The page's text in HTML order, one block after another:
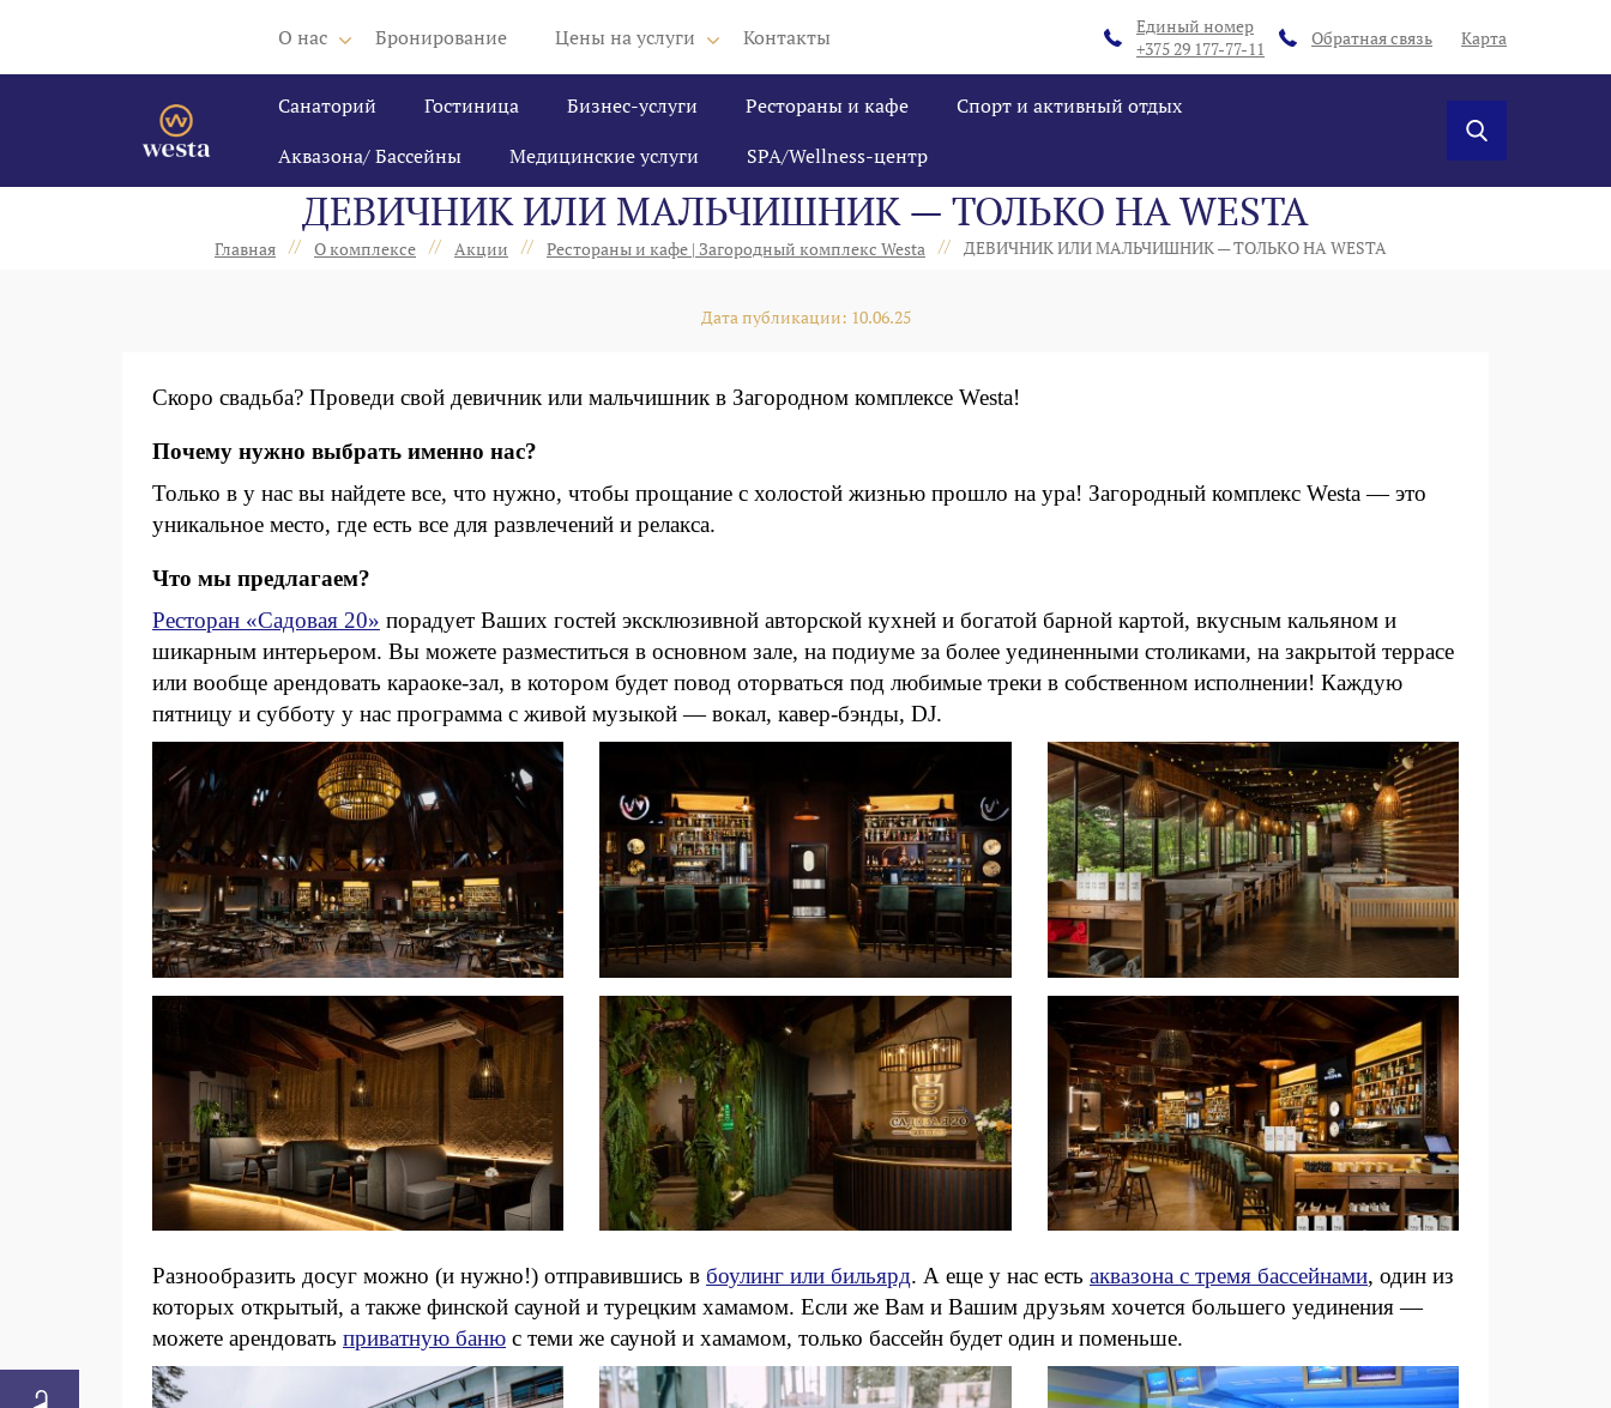
О нас Бронирование Цены на услуги Контакты
Единый номер
+375 29 177-77-11
Обратная связь Карта
Санаторий Гостиница Бизнес-услуги Рестораны и кафе
Спорт и активный отдых
Аквазона/ Бассейны
Медицинские услуги SPA/Wellness-центр
ДЕВИЧНИК ИЛИ МАЛЬЧИШНИК — ТОЛЬКО НА WESTA
Главная // О комплексе // Акции // Рестораны и кафе | Загородный комплекс Westa // ДЕВИЧНИК ИЛИ МАЛЬЧИШНИК — ТОЛЬКО НА WESTA
Дата публикации: 10.06.25
Скоро свадьба? Проведи свой девичник или мальчишник в Загородном комплексе Westa!
Почему нужно выбрать именно нас?
Только в у нас вы найдете все, что нужно, чтобы прощание с холостой жизнью прошло на ура! Загородный комплекс Westa — это
уникальное место, где есть все для развлечений и релакса.
Что мы предлагаем?
Ресторан «Садовая 20» порадует Ваших гостей эксклюзивной авторской кухней и богатой барной картой, вкусным кальяном и
шикарным интерьером. Вы можете разместиться в основном зале, на подиуме за более уединенными столиками, на закрытой террасе
или вообще арендовать караоке-зал, в котором будет повод оторваться под любимые треки в собственном исполнении! Каждую
пятницу и субботу у нас программа с живой музыкой — вокал, кавер-бэнды, DJ.
Разнообразить досуг можно (и нужно!) отправившись в боулинг или бильярд. А еще у нас есть аквазона с тремя бассейнами, один из
которых открытый, а также финской сауной и турецким хамамом. Если же Вам и Вашим друзьям хочется большего уединения —
можете арендовать приватную баню с теми же сауной и хамамом, только бассейн будет один и поменьше.